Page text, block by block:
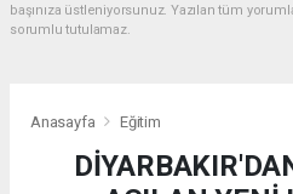
başınıza üstleniyorsunuz. Yazılan tüm
sorumlu tutulamaz.
Anasayfa Eğitim